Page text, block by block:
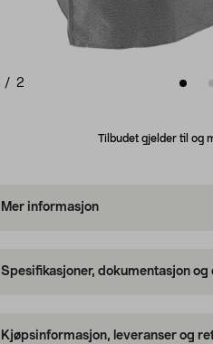
/ 2
Tilbudet gjelder til og
Mer informasjon
Spesifikasjoner, dokumentasjon og
Kjøpsinformasjon, leveranser og